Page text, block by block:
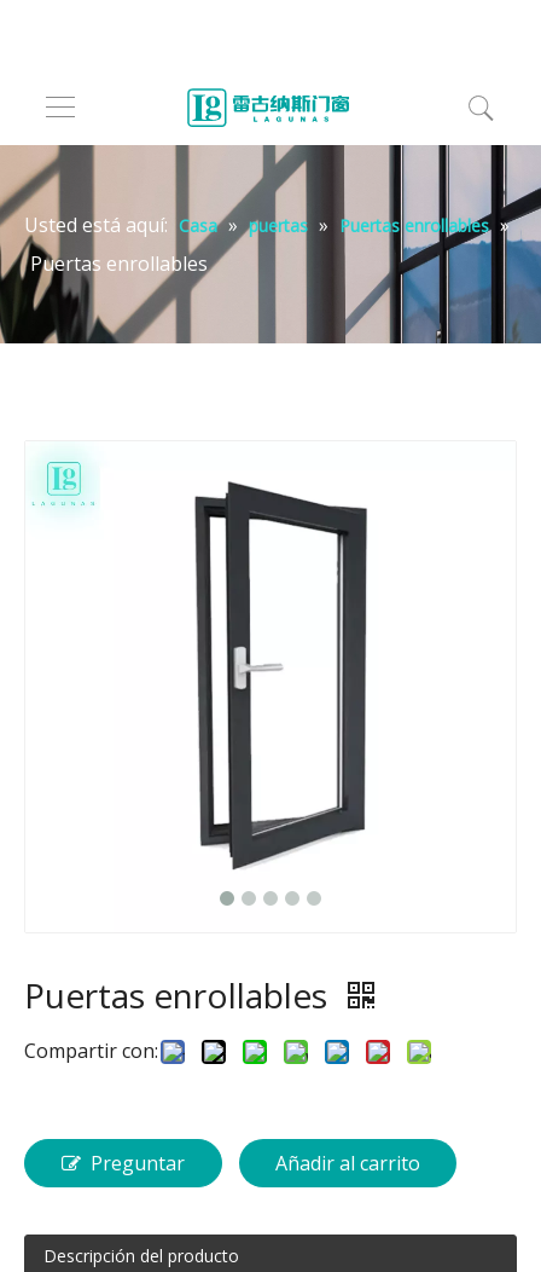
Usted está aquí: Casa » puertas » Puertas enrollables »
Puertas enrollables
Puertas enrollables
Compartir con:
Preguntar Añadir al carrito
Descripción del producto